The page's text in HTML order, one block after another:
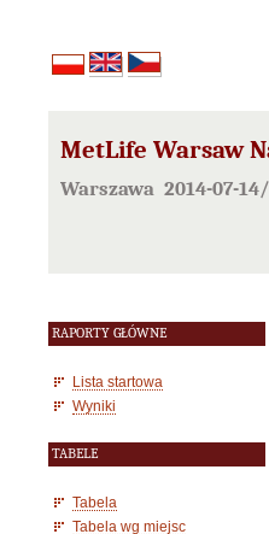
MetLife Warsaw
Warszawa 2014-07-
RAPORTY GŁÓWNE
Lista startowa
Wyniki
TABELE
Tabela
Tabela wg miejsc